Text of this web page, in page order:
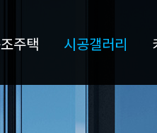
주택 시공갤러리